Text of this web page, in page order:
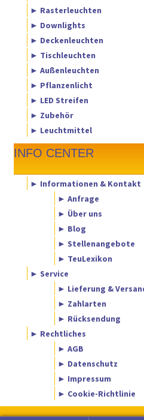
► Rasterleuchten
► Downlights
► Deckenleuchten
► Tischleuchten
► Außenleuchten
► Pflanzenlicht
► LED Streifen
► Zubehör
► Leuchtmittel
INFO CENTER
► Informationen & Kontakt
► Anfrage
► Über uns
► Blog
► Stellenangebote
► TeuLexikon
► Service
► Lieferung &
► Zahlarten
► Rücksendung
► Rechtliches
► AGB
► Datenschutz
► Impressum
► Cookie-Richtlinie